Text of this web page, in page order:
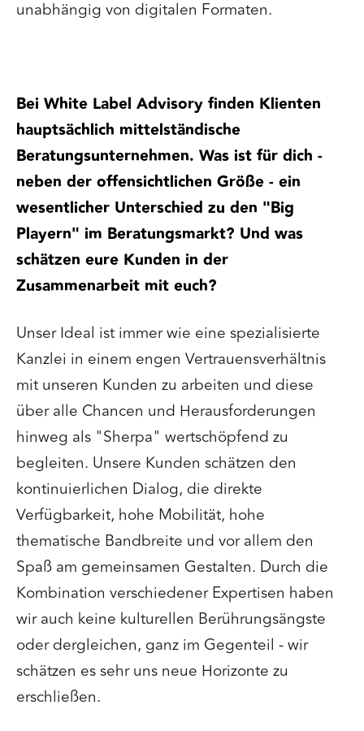
unabhängig von digitalen Formaten.
Bei White Label Advisory finden Klienten
hauptsächlich mittelständische
Beratungsunternehmen. Was ist für dich -
neben der offensichtlichen Größe - ein
wesentlicher Unterschied zu den "Big
Playern" im Beratungsmarkt? Und was
schätzen eure Kunden in der
Zusammenarbeit mit euch?
Unser Ideal ist immer wie eine spezialisierte
Kanzlei in einem engen Vertrauensverhältnis
mit unseren Kunden zu arbeiten und diese
über alle Chancen und Herausforderungen
hinweg als "Sherpa" wertschöpfend zu
begleiten. Unsere Kunden schätzen den
kontinuierlichen Dialog, die direkte
Verfügbarkeit, hohe Mobilität, hohe
thematische Bandbreite und vor allem den
Spaß am gemeinsamen Gestalten. Durch die
Kombination verschiedener Expertisen haben
wir auch keine kulturellen Berührungsängste
oder dergleichen, ganz im Gegenteil - wir
schätzen es sehr uns neue Horizonte zu
erschließen.